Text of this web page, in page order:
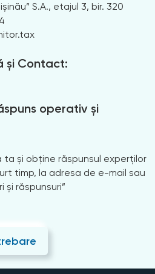
S.A., etajul 3, bir. 320
și Contact:
operativ și
și obține răspunsul experților
timp, la adresa de e-mail sau
și răspunsuri”